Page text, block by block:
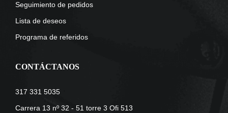
Seguimiento de pedidos
Lista de deseos
Programa de referidos
CONTÁCTANOS
317 331 5035
Carrera 13 nº 32 - 51 torre 3 Ofi 513